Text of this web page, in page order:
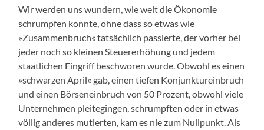
Wir werden uns wundern, wie weit die Ökonomie
schrumpfen konnte, ohne dass so etwas wie
»Zusammenbruch« tatsächlich passierte, der vorher bei
jeder noch so kleinen Steuererhöhung und jedem
staatlichen Eingriff beschworen wurde. Obwohl es einen
»schwarzen April« gab, einen tiefen Konjunktureinbruch
und einen Börseneinbruch von 50 Prozent, obwohl viele
Unternehmen pleitegingen, schrumpften oder in etwas
völlig anderes mutierten, kam es nie zum Nullpunkt. Als